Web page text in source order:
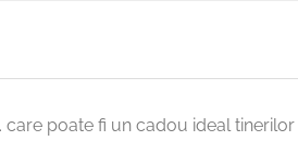
poate fi un cadou ideal